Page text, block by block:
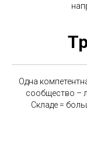
Одна
сообщество –
Складе =